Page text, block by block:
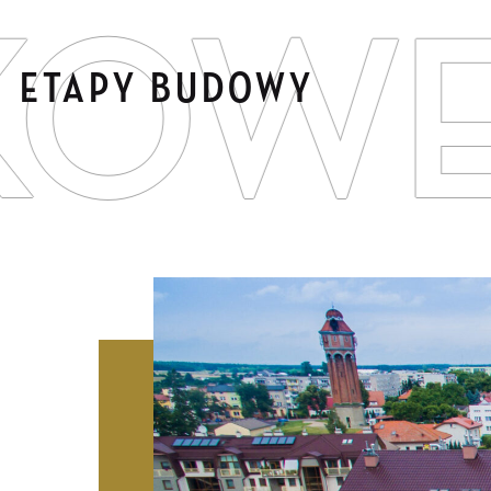
ETAPY BUDOWY